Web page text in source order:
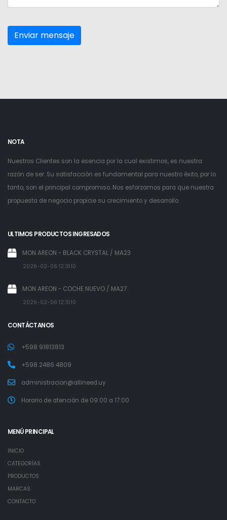
NOTA
Nuestros Clientes son la esencia por la cual existimos, es nuestra
razón de ser. Su satisfacción es fundamental para nuestro éxito, por lo
tanto, son el principal compromiso. Nos esforzamos para que nuestra
propuesta de negocio propicie su crecimiento y desarrollo.
ULTIMOS PRODUCTOS INGRESADOS
MON AREON - BLACK CRYSTAL / MA23
2026-02-06 12:31:10
MON AREON - COCHE NUEVO / MA27
2026-02-06 12:31:10
CONTÁCTANOS
+598 91813813
+598 2486 4809
administracion@allineed.uy
Horario de atención de 09:00 a 17:00
MENÚ PRINCIPAL
INICIO
CATEGORÍAS
PRODUCTOS
MARCAS
CONTACTO